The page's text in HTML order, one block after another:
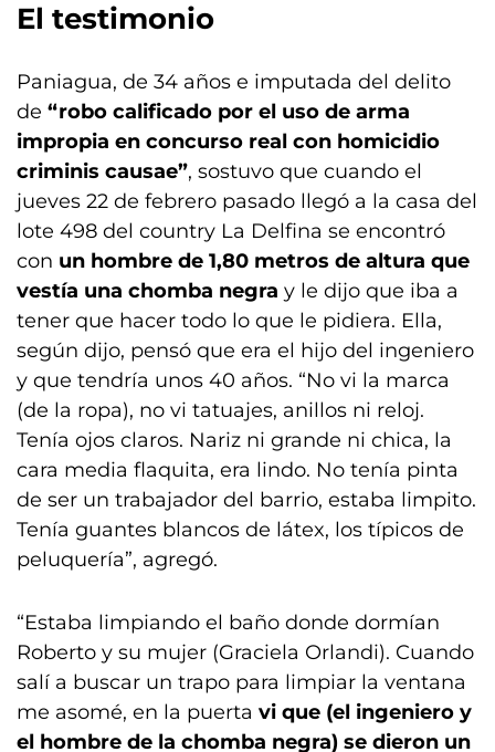
El testimonio
Paniagua, de 34 años e imputada del delito
de “robo calificado por el uso de arma
impropia en concurso real con homicidio
criminis causae”, sostuvo que cuando el
jueves 22 de febrero pasado llegó a la casa del
lote 498 del country La Delfina se encontró
con un hombre de 1,80 metros de altura que
vestía una chomba negra y le dijo que iba a
tener que hacer todo lo que le pidiera. Ella,
según dijo, pensó que era el hijo del ingeniero
y que tendría unos 40 años. “No vi la marca
(de la ropa), no vi tatuajes, anillos ni reloj.
Tenía ojos claros. Nariz ni grande ni chica, la
cara media flaquita, era lindo. No tenía pinta
de ser un trabajador del barrio, estaba limpito.
Tenía guantes blancos de látex, los típicos de
peluquería”, agregó.
“Estaba limpiando el baño donde dormían
Roberto y su mujer (Graciela Orlandi). Cuando
salí a buscar un trapo para limpiar la ventana
me asomé, en la puerta vi que (el ingeniero y
el hombre de la chomba negra) se dieron un